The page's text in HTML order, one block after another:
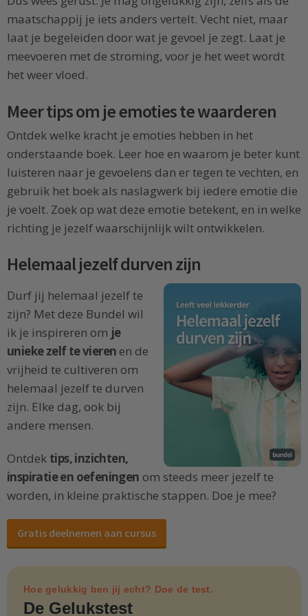
maatschappij je iets anders vertelt. Vecht niet, maar
laat je begeleiden door wat je gevoel je zegt. Laat je
meevoeren met de stroming, voor je het weet wordt
het weer vloed.
Meer tips om je emoties te waarderen
Ontdek welke kracht je emoties hebben in het
onderstaande boek. Leer hoe en waarom je beter kunt
luisteren naar je gevoelens dan er tegen te vechten, en
gebruik het boek als naslagwerk bij iedere emotie die
je voelt. Zoek op wat deze emotie betekent, en in welke
richting je jezelf waarschijnlijk wilt ontwikkelen.
Helemaal jezelf durven zijn
Durf jij helemaal jezelf te
zijn? Met deze Bundel wil
ik je inspireren om je
unieke zelf te vieren en de
vrijheid te cultiveren om
helemaal jezelf te durven
zijn. Elke dag, ook bij
andere mensen.
Ontdek tips, inzichten,
inspiratie en oefeningen om steeds meer jezelf te
worden, in kleine praktische stappen. Doe je mee?
Gratis deelnemen aan cursus
Hoe gelukkig ben jij echt? Doe de test.
De Gelukstest